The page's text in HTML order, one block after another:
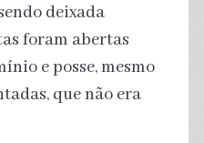
deixada
foram abertas
e posse, mesmo
que não era